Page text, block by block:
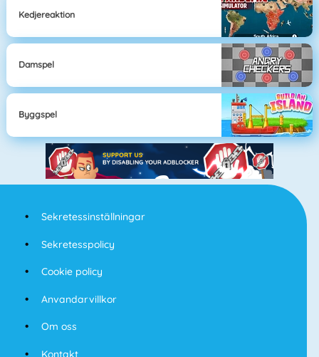
Kedjereaktion
Damspel
Byggspel
Sekretessinställningar
Sekretesspolicy
Cookie policy
Anvandarvillkor
Om oss
Kontakt